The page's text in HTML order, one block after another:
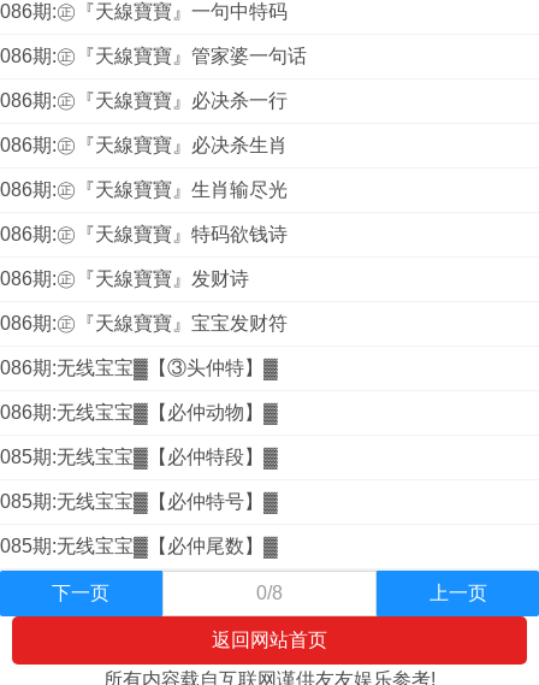
086期:㊣『天線寶寶』一句中特码
086期:㊣『天線寶寶』管家婆一句话
086期:㊣『天線寶寶』必决杀一行
086期:㊣『天線寶寶』必决杀生肖
086期:㊣『天線寶寶』生肖输尽光
086期:㊣『天線寶寶』特码欲钱诗
086期:㊣『天線寶寶』发财诗
086期:㊣『天線寶寶』宝宝发财符
086期:无线宝宝▓【③头仲特】▓
086期:无线宝宝▓【必仲动物】▓
085期:无线宝宝▓【必仲特段】▓
085期:无线宝宝▓【必仲特号】▓
085期:无线宝宝▓【必仲尾数】▓
下一页 0/8 上一页
返回网站首页
所有内容载自互联网谨供友友娱乐参考!